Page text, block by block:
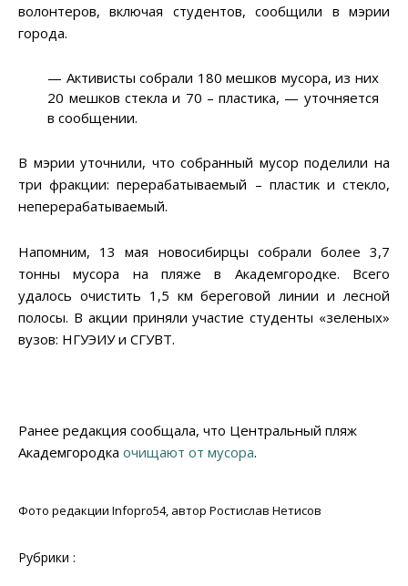
волонтеров, включая студентов, сообщили в мэрии
города.
— Активисты собрали 180 мешков мусора, из них
20 мешков стекла и 70 – пластика, — уточняется
в сообщении.
В мэрии уточнили, что собранный мусор поделили на
три фракции: перерабатываемый – пластик и стекло,
неперерабатываемый.
Напомним, 13 мая новосибирцы собрали более 3,7
тонны мусора на пляже в Академгородке. Всего
удалось очистить 1,5 км береговой линии и лесной
полосы. В акции приняли участие студенты «зеленых»
вузов: НГУЭИУ и СГУВТ.
Ранее редакция сообщала, что Центральный пляж
Академгородка очищают от мусора.
Фото редакции Infopro54, автор Ростислав Нетисов
Рубрики :